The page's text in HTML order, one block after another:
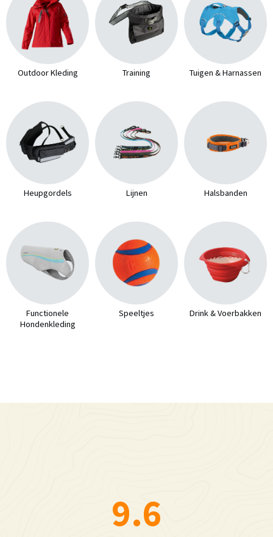
Outdoor Kleding Training Tuigen & Harnassen
Heupgordels Lijnen Halsbanden
Functionele
Hondenkleding
Speeltjes Drink & Voerbakken
9.6